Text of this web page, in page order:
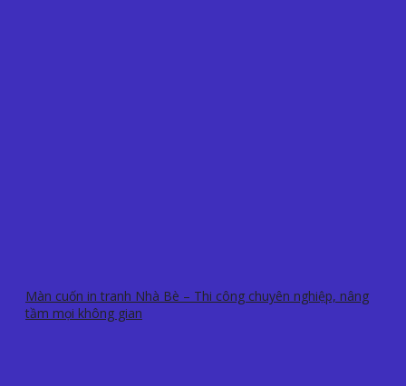
Màn cuốn in tranh Nhà Bè – Thi công chuyên nghiệp, nâng
tầm mọi không gian